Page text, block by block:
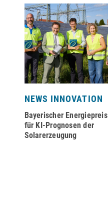
NEWS INNOVATION
Bayerischer Energiepreis
für KI-Prognosen der
Solarerzeugung